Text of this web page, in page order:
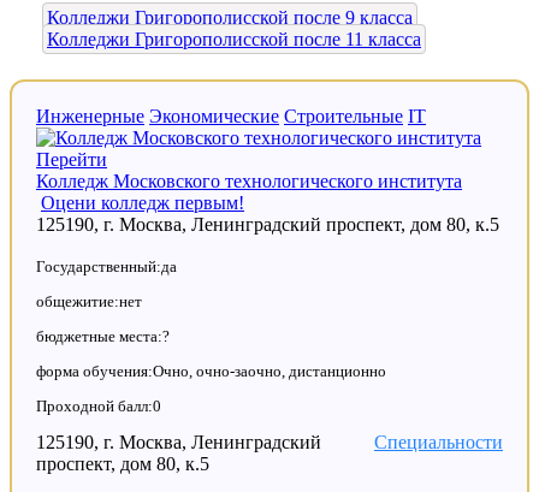
Колледжи Григорополисской после 9 класса
Колледжи Григорополисской после 11 класса
Инженерные Экономические Строительные IT
Перейти
Колледж Московского технологического института
Оцени колледж первым!
125190, г. Москва, Ленинградский проспект, дом 80, к.5
Государственный:да
общежитие:нет
бюджетные места:?
форма обучения:Очно, очно-заочно, дистанционно
Проходной балл:0
Специальности
125190, г. Москва, Ленинградский
проспект, дом 80, к.5